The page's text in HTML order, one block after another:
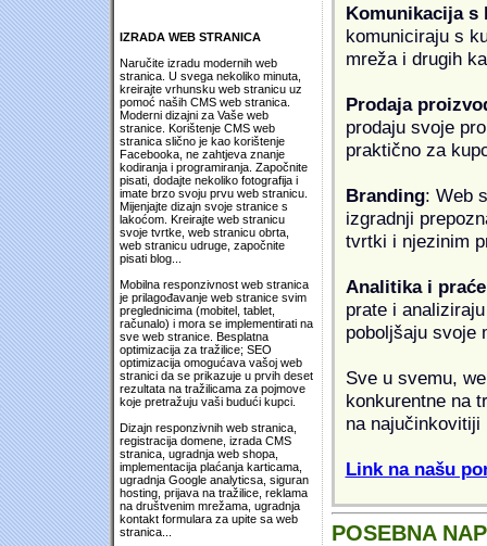
IZRADA WEB STRANICA
Naručite izradu modernih web
stranica. U svega nekoliko minuta,
kreirajte vrhunsku web stranicu uz
pomoć naših CMS web stranica.
Moderni dizajni za Vaše web
stranice. Korištenje CMS web
stranica slično je kao korištenje
Facebooka, ne zahtjeva znanje
kodiranja i programiranja. Započnite
pisati, dodajte nekoliko fotografija i
imate brzo svoju prvu web stranicu.
Mijenjajte dizajn svoje stranice s
lakoćom. Kreirajte web stranicu
svoje tvrtke, web stranicu obrta,
web stranicu udruge, započnite
pisati blog...
Mobilna responzivnost web stranica
je prilagođavanje web stranice svim
preglednicima (mobitel, tablet,
računalo) i mora se implementirati na
sve web stranice. Besplatna
optimizacija za tražilice; SEO
optimizacija omogućava vašoj web
stranici da se prikazuje u prvih deset
rezultata na tražilicama za pojmove
koje pretražuju vaši budući kupci.
Dizajn responzivnih web stranica,
registracija domene, izrada CMS
stranica, ugradnja web shopa,
implementacija plaćanja karticama,
ugradnja Google analyticsa, siguran
hosting, prijava na tražilice, reklama
na društvenim mrežama, ugradnja
kontakt formulara za upite sa web
stranica...
Komunikacija s
komuniciraju s
mreža i drugih
Prodaja
prodaju svoje
praktično za
Branding: Web
izgradnji
tvrtki i njezinim
Analitika i
prate i
poboljšaju svoje
Sve u svemu,
konkurentne na
na najučinkovitiji
Link na našu
POSEBNA